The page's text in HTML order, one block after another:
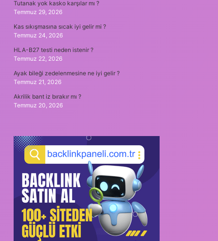
Tutanak yok kasko karşılar mı ?
Temmuz 29, 2026
Kas sıkışmasına sıcak iyi gelir mi ?
Temmuz 24, 2026
HLA-B27 testi neden istenir ?
Temmuz 22, 2026
Ayak bileği zedelenmesine ne iyi gelir ?
Temmuz 21, 2026
Akrilik bant iz bırakır mı ?
Temmuz 20, 2026